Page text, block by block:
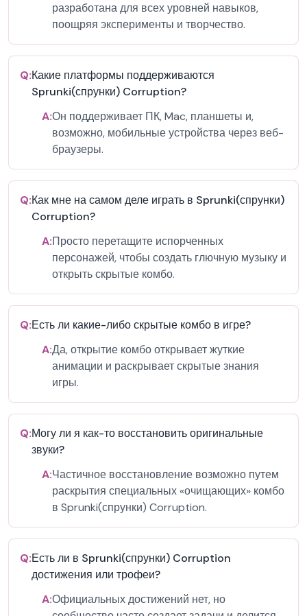
разработана для всех уровней навыков,
поощряя эксперименты и творчество.
Q:Какие платформы поддерживаются
Sprunki(спрунки) Corruption?
A:Он поддерживает ПК, Mac, планшеты и,
возможно, мобильные устройства через веб-
браузеры.
Q:Как мне на самом деле играть в Sprunki(спрунки)
Corruption?
A:Просто перетащите испорченных
персонажей, чтобы создать глючную музыку и
открыть скрытые комбо.
Q:Есть ли какие-либо скрытые комбо в игре?
A:Да, открытие комбо открывает жуткие
анимации и раскрывает скрытые знания
игры.
Q:Могу ли я как-то восстановить оригинальные
звуки?
A:Частичное восстановление возможно путем
раскрытия специальных «очищающих» комбо
в Sprunki(спрунки) Corruption.
Q:Есть ли в Sprunki(спрунки) Corruption
достижения или трофеи?
A:Официальных достижений нет, но